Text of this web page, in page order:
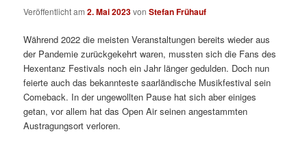
Veröffentlicht am2. Mai 2023vonStefan Frühauf
Während 2022 die meisten Veranstaltungen bereits wieder aus
der Pandemie zurückgekehrt waren, mussten sich die Fans des
Hexentanz Festivals noch ein Jahr länger gedulden. Doch nun
feierte auch das bekannteste saarländische Musikfestival sein
Comeback. In der ungewollten Pause hat sich aber einiges
getan, vor allem hat das Open Air seinen angestammten
Austragungsort verloren.